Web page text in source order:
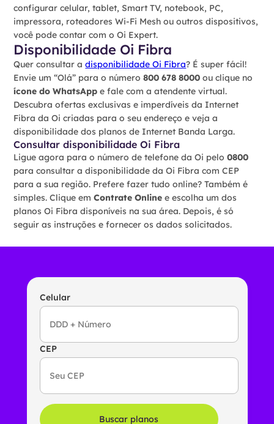
configurar celular, tablet, Smart TV, notebook, PC,
impressora, roteadores Wi-Fi Mesh ou outros dispositivos,
você pode contar com o Oi Expert.
Disponibilidade Oi Fibra
Quer consultar adisponibilidade Oi Fibra? É super fácil!
Envie um “Olá” para o número800 678 8000 ou clique no
ícone do WhatsApp e fale com a atendente virtual.
Descubra ofertas exclusivas e imperdíveis da Internet
Fibra da Oi criadas para o seu endereço e veja a
disponibilidade dos planos de Internet Banda Larga.
Consultar disponibilidade Oi Fibra
Ligue agora para o número de telefone da Oi pelo0800
para consultar a disponibilidade da Oi Fibra com CEP
para a sua região. Prefere fazer tudo online? Também é
simples. Clique emContrate Online e escolha um dos
planos Oi Fibra disponíveis na sua área. Depois, é só
seguir as instruções e fornecer os dados solicitados.
Celular
CEP
Buscar planos